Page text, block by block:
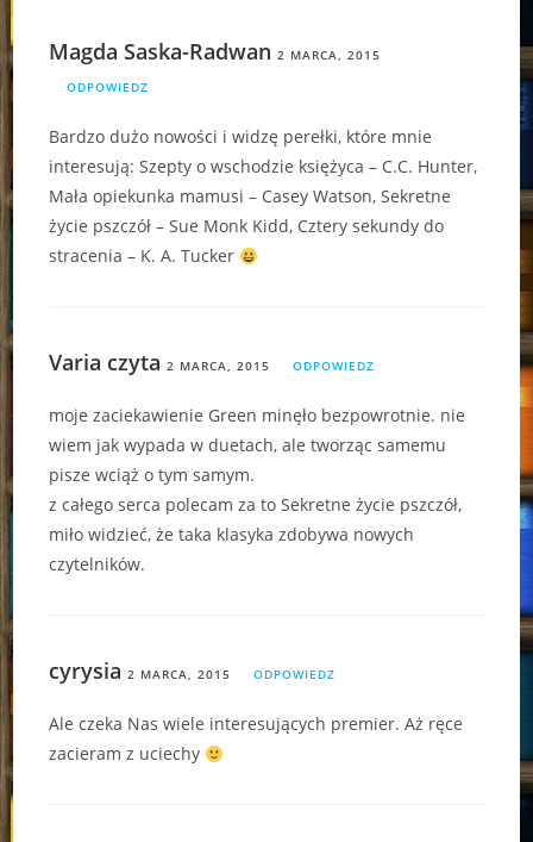
Magda Saska-Radwan 2 MARCA, 2015
ODPOWIEDZ
Bardzo dużo nowości i widzę perełki, które mnie
interesują: Szepty o wschodzie księżyca – C.C. Hunter,
Mała opiekunka mamusi – Casey Watson, Sekretne
życie pszczół – Sue Monk Kidd, Cztery sekundy do
stracenia – K. A. Tucker
Varia czyta 2 MARCA, 2015 ODPOWIEDZ
moje zaciekawienie Green minęło bezpowrotnie. nie
wiem jak wypada w duetach, ale tworząc samemu
pisze wciąż o tym samym.
z całego serca polecam za to Sekretne życie pszczół,
miło widzieć, że taka klasyka zdobywa nowych
czytelników.
cyrysia 2 MARCA, 2015 ODPOWIEDZ
Ale czeka Nas wiele interesujących premier. Aż ręce
zacieram z uciechy